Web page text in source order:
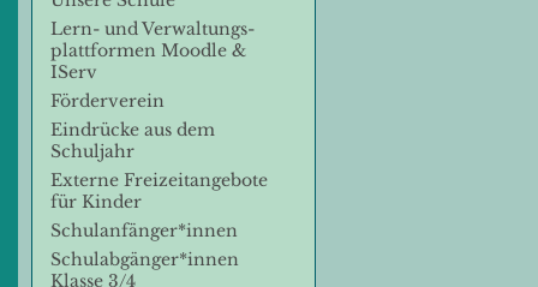
Lern- und Verwaltungs-
plattformen Moodle &
IServ
Förderverein
Eindrücke aus dem
Schuljahr
Externe Freizeitangebote
für Kinder
Schulanfänger*innen
Schulabgänger*innen
Klasse 3/4